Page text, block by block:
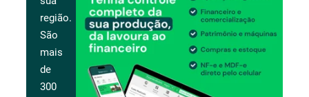
região.
São
mais
de
300